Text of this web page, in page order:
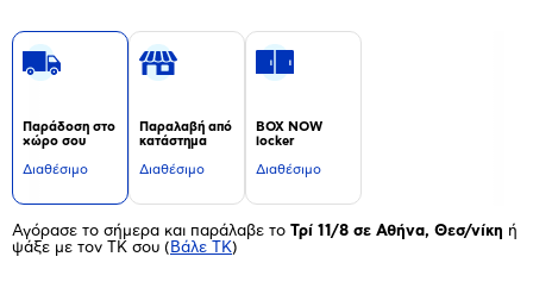
Παράδοση στο
χώρο σου
Διαθέσιμο
Παραλαβή από
κατάστημα
Διαθέσιμο
BOX NOW
locker
Διαθέσιμο
Αγόρασε το σήμερα και παράλαβε το Τρί 11/8 σε Αθήνα, Θεσ/νίκη ή
ψάξε με τον ΤΚ σου ( Βάλε ΤΚ)